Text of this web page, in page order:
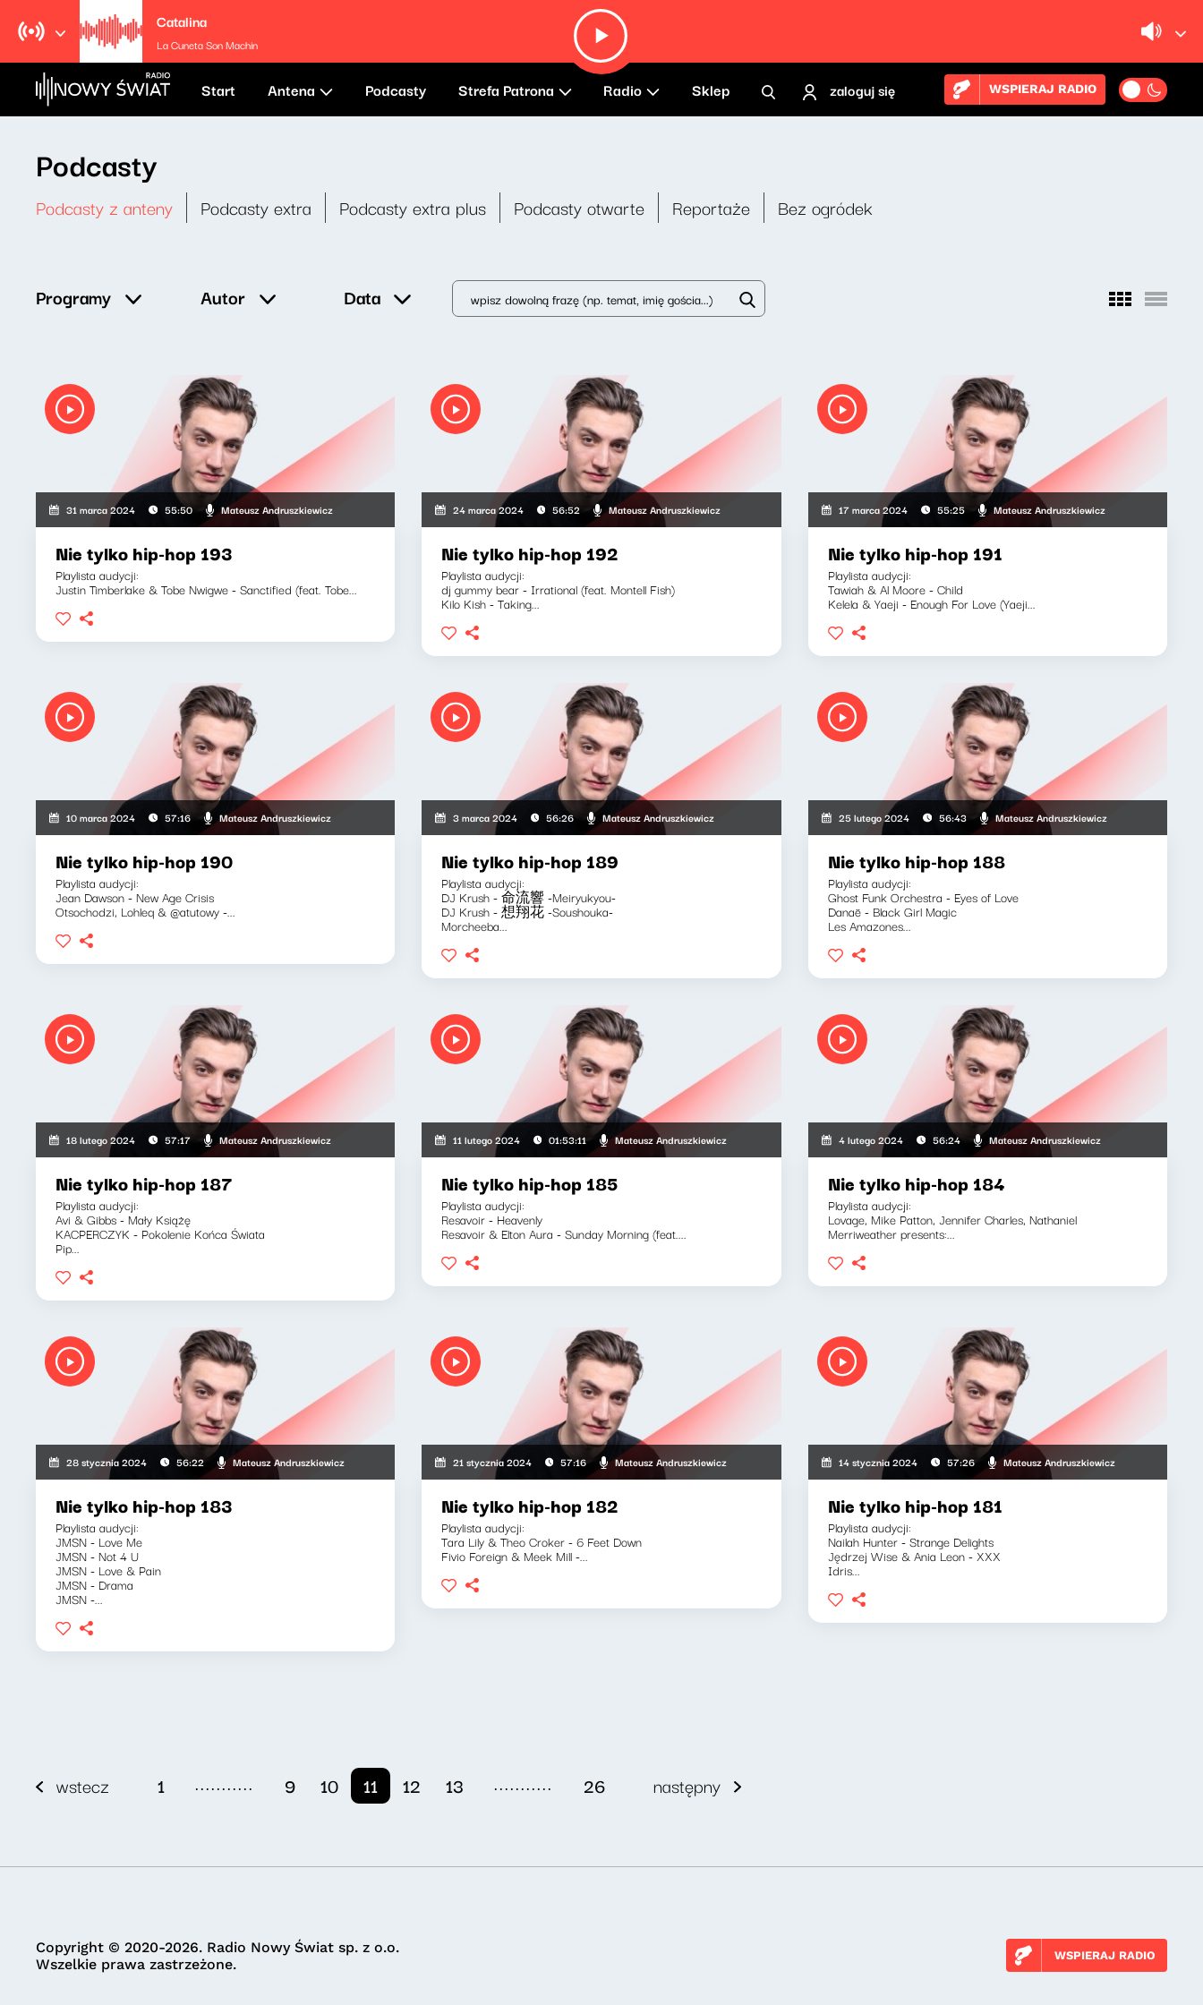
Catalina
La Cuneta Son Machin
Start Antena Podcasty Strefa Patrona Radio Sklep zaloguj się WSPIERAJ RADIO
Podcasty
Podcasty z anteny Podcasty extra Podcasty extra plus Podcasty otwarte Reportaże Bez ogródek
Programy Autor Data
31 marca 2024 55:50 Mateusz Andruszkiewicz
Nie tylko hip-hop 193
Playlista audycji:
Justin Timberlake & Tobe Nwigwe - Sanctified (feat. Tobe...
24 marca 2024 56:52 Mateusz Andruszkiewicz
Nie tylko hip-hop 192
Playlista audycji:
dj gummy bear - Irrational (feat. Montell Fish)
Kilo Kish - Taking...
17 marca 2024 55:25 Mateusz Andruszkiewicz
Nie tylko hip-hop 191
Playlista audycji:
Tawiah & Al Moore - Child
Kelela & Yaeji - Enough For Love (Yaeji...
10 marca 2024 57:16 Mateusz Andruszkiewicz
Nie tylko hip-hop 190
Playlista audycji:
Jean Dawson - New Age Crisis
Otsochodzi, Lohleq & @atutowy -...
3 marca 2024 56:26 Mateusz Andruszkiewicz
Nie tylko hip-hop 189
Playlista audycji:
DJ Krush - 命流響 -Meiryukyou-
DJ Krush - 想翔花 -Soushouka-
Morcheeba...
25 lutego 2024 56:43 Mateusz Andruszkiewicz
Nie tylko hip-hop 188
Playlista audycji:
Ghost Funk Orchestra - Eyes of Love
Danaë - Black Girl Magic
Les Amazones...
18 lutego 2024 57:17 Mateusz Andruszkiewicz
Nie tylko hip-hop 187
Playlista audycji:
Avi & Gibbs - Mały Książę
KACPERCZYK - Pokolenie Końca Świata
Pip...
11 lutego 2024 01:53:11 Mateusz Andruszkiewicz
Nie tylko hip-hop 185
Playlista audycji:
Resavoir - Heavenly
Resavoir & Elton Aura - Sunday Morning (feat....
4 lutego 2024 56:24 Mateusz Andruszkiewicz
Nie tylko hip-hop 184
Playlista audycji:
Lovage, Mike Patton, Jennifer Charles, Nathaniel
Merriweather presents:...
28 stycznia 2024 56:22 Mateusz Andruszkiewicz
Nie tylko hip-hop 183
Playlista audycji:
JMSN - Love Me
JMSN - Not 4 U
JMSN - Love & Pain
JMSN - Drama
JMSN -...
21 stycznia 2024 57:16 Mateusz Andruszkiewicz
Nie tylko hip-hop 182
Playlista audycji:
Tara Lily & Theo Croker - 6 Feet Down
Fivio Foreign & Meek Mill -...
14 stycznia 2024 57:26 Mateusz Andruszkiewicz
Nie tylko hip-hop 181
Playlista audycji:
Nailah Hunter - Strange Delights
Jędrzej Wise & Ania Leon - XXX
Idris...
wstecz 1 ........... 9 10 11 12 13 ........... 26 następny
Copyright © 2020-2026. Radio Nowy Świat sp. z o.o.
Wszelkie prawa zastrzeżone.
WSPIERAJ RADIO